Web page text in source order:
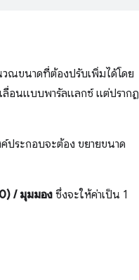
ณขนาดที่ต้องปรับเพิ่มได้โดย
ลื่อนแบบพารัลแลกซ์ แต่ปรากฏ
ประกอบจะต้อง ขยายขนาด
/ มุมมองซึ่งจะให้ค่าเป็น 1